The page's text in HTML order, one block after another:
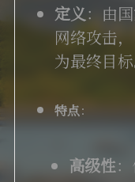
定义：由
网络攻击
为最终目标
特点：
高级性